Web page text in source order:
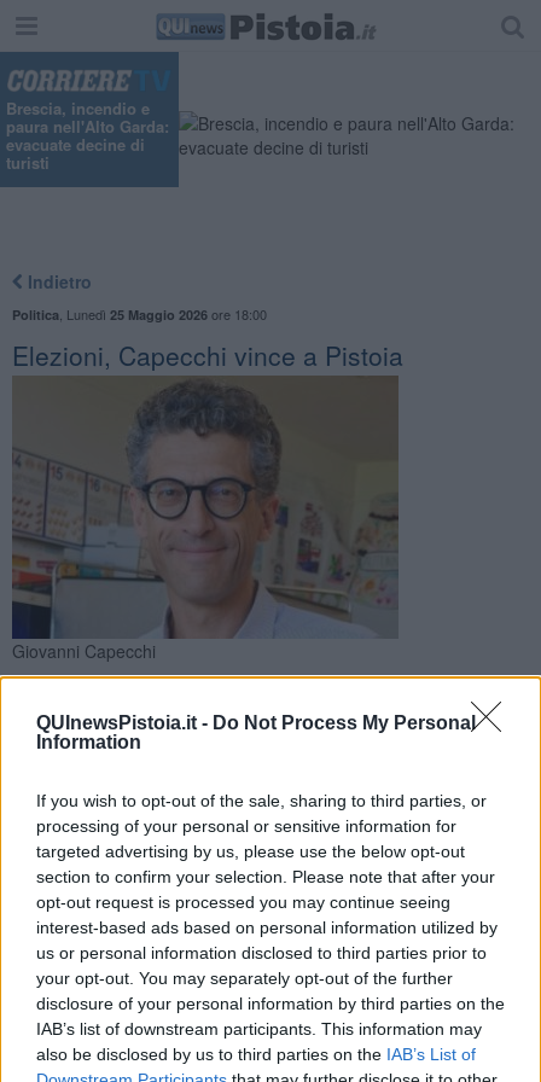
QUInewsPistoia.it - Do Not Process My Personal
Information
If you wish to opt-out of the sale, sharing to third parties, or
processing of your personal or sensitive information for
targeted advertising by us, please use the below opt-out
section to confirm your selection. Please note that after your
opt-out request is processed you may continue seeing
interest-based ads based on personal information utilized by
us or personal information disclosed to third parties prior to
your opt-out. You may separately opt-out of the further
disclosure of your personal information by third parties on the
IAB’s list of downstream participants. This information may
also be disclosed by us to third parties on the IAB’s List of
Brescia, incendio e
paura nell'Alto Garda:
evacuate decine di
turisti
Indietro
Politica Lunedì 25 Maggio 2026ore 18:00
Elezioni, Capecchi vince a Pistoia
Giovanni Capecchi
Chiuse le urne è iniziato lo spoglio delle schede elettorali per
l'elezione del sindaco e il rinnovo del Consiglio comunale.
Trionfa il campo largo
Giovanni Capecchiil nuovo sindaco di Pistoia. Con una
manciata di schede ancora da scrutinare, Il candidato del campo
largo trionfa con il 54,43% dei voti davanti adAnna Maria Celesti
per il centrodestra, eFabrizio Mancinelliper la lista Pistoia Rossa.
Ecco i candidati a sindaco, le liste che li sostengono e i risultati: